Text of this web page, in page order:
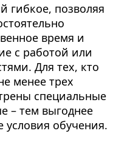
гибкое, позволяя
время и
с работой или
Для тех, кто
менее трех
специальные
– тем выгоднее
условия обучения.